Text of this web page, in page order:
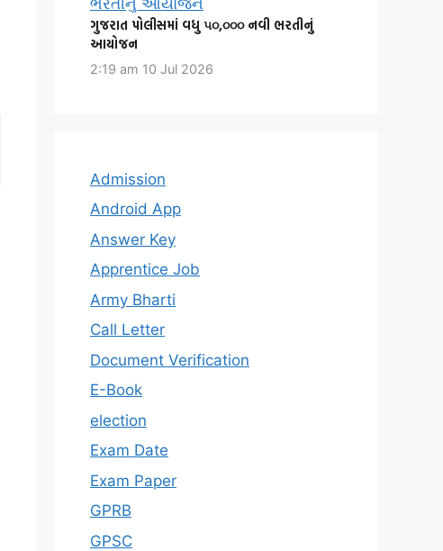
ગુજરાત પોલીસમાં વધુ ૫૦,૦૦૦ નવી ભરતીનું
આયોજન
2:19 am 10 Jul 2026
Admission
Android App
Answer Key
Apprentice Job
Army Bharti
Call Letter
Document Verification
E-Book
election
Exam Date
Exam Paper
GPRB
GPSC